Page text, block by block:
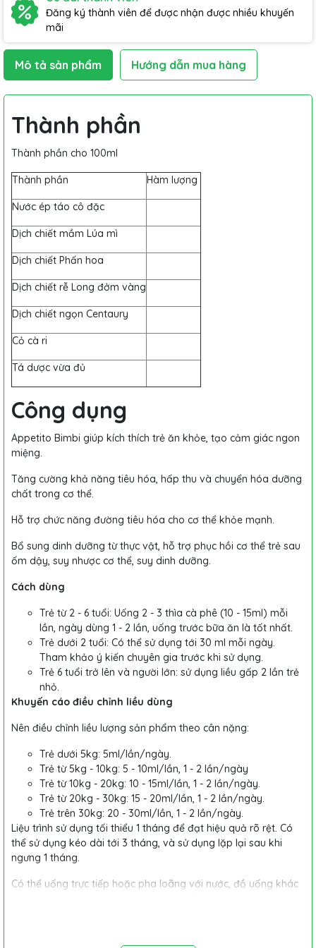
Đăng ký thành viên để được nhận được nhiều khuyến
mãi
Mô tả sản phẩm Hướng dẫn mua hàng
Thành phần
Thành phần cho 100ml
Thành phần Hàm lượng
Nước ép táo cô đặc
Dịch chiết mầm Lúa mì
Dịch chiết Phấn hoa
Dịch chiết rễ Long đởm vàng
Dịch chiết ngọn Centaury
Cỏ cà ri
Tá dược vừa đủ
Công dụng
Appetito Bimbi giúp kích thích trẻ ăn khỏe, tạo cảm giác ngon
miệng.
Tăng cường khả năng tiêu hóa, hấp thu và chuyển hóa dưỡng
chất trong cơ thể.
Hỗ trợ chức năng đường tiêu hóa cho cơ thể khỏe mạnh.
Bổ sung dinh dưỡng từ thực vật, hỗ trợ phục hồi cơ thể trẻ sau
ốm dậy, suy nhược cơ thể, suy dinh dưỡng.
Cách dùng
Trẻ từ 2 - 6 tuổi: Uống 2 - 3 thìa cà phê (10 - 15ml) mỗi
lần, ngày dùng 1 - 2 lần, uống trước bữa ăn là tốt nhất.
Trẻ dưới 2 tuổi: Có thể sử dụng tới 30 ml mỗi ngày.
Tham khảo ý kiến chuyên gia trước khi sử dụng.
Trẻ 6 tuổi trở lên và người lớn: sử dụng liều gấp 2 lần trẻ
nhỏ.
Khuyến cáo điều chỉnh liều dùng
Nên điều chỉnh liều lượng sản phẩm theo cân nặng:
Trẻ dưới 5kg: 5ml/lần/ngày.
Trẻ từ 5kg - 10kg: 5 - 10ml/lần, 1 - 2 lần/ngày
Trẻ từ 10kg - 20kg: 10 - 15ml/lần, 1 - 2 lần/ngày.
Trẻ từ 20kg - 30kg: 15 - 20ml/lần, 1 - 2 lần/ngày.
Trẻ trên 30kg: 20 - 30ml/lần, 1 - 2 lần/ngày.
Liệu trình sử dụng tối thiểu 1 tháng để đạt hiệu quả rõ rệt. Có
thể sử dụng kéo dài tới 3 tháng, và sử dụng lặp lại sau khi
ngưng 1 tháng.
Có thể uống trực tiếp hoặc pha loãng với nước, đồ uống khác